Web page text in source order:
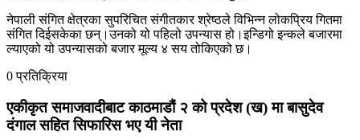
नेपाली संगित क्षेत्रका सुपरिचित संगीतकार श्रेष्ठले विभिन्न लोकप्रिय गितमा
संगित दिईसकेका छन्।उनको यो पहिलो उपन्यास हो।इन्डिगो इन्कले बजारमा
ल्याएको यो उपन्यासको बजार मूल्य ४ सय तोकिएको छ।
0 प्रतिक्रिया
एकीकृत समाजवादीबाट काठमाडौं २ को प्रदेश (ख) मा बासुदेव
दंगाल सहित सिफारिस भए यी नेता